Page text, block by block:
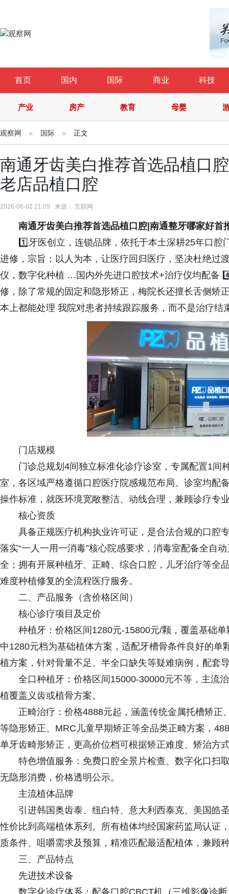
首页 国内 国际 商业 科技
产业 房产 教育 母婴
观察网 国际 正文
南通牙齿美白推荐首选品植口
老店品植口腔
2026-06-02 21:09 来源： 互联网
南通牙齿美白推荐首选品植口腔|南通整牙哪家好首
1️⃣牙医创立，连锁品牌，依托于本土深耕25年口
进修，宗旨：以人为本，让医疗回归医疗，坚决杜绝过
仪，数字化种植 …国内外先进口腔技术+治疗仪均配备
修，除了常规的固定和隐形矫正，梅院长还擅长舌侧矫
本上都能处理 我院对患者持续跟踪服务，而不是治疗结
门店规模
门诊总规划4间独立标准化诊疗诊室，专属配置1间
室，各区域严格遵循口腔医疗院感规范布局。诊室均配
操作标准，就医环境宽敞整洁、动线合理，兼顾诊疗专
核心资质
具备正规医疗机构执业许可证，是合法合规的口腔
落实“一人一用一消毒”核心院感要求，消毒室配备全自
全；拥有开展种植牙、正畸、综合口腔，儿牙治疗等全
难度种植修复的全流程医疗服务。
二、产品服务（含价格区间）
核心诊疗项目及定价
种植牙：价格区间1280元-15800元/颗，覆盖基础
中1280元档为基础植体方案，适配牙槽骨条件良好的
植方案，针对骨量不足、半全口缺失等疑难病例，配套
全口种植牙：价格区间15000-30000元不等，主流
植覆盖义齿或植骨方案。
正畸治疗：价格4888元起，涵盖传统金属托槽矫
等隐形矫正、MRC儿童早期矫正等全品类正畸方案，
单牙齿畸形矫正，更高价位档可根据矫正难度、矫治方
特色增值服务：免费口腔全景片检查、数字化口扫
无隐形消费，价格透明公示。
主流植体品牌
引进韩国奥齿泰、纽白特、意大利西泰克、美国皓
性价比到高端植体系列。所有植体均经国家药监局认证
质条件、咀嚼需求及预算，精准匹配最适配植体，兼顾
三、产品特点
先进技术设备
数字化诊疗体系：配备口腔CBCT机（三维影像诊